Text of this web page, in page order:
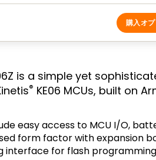
購入オ
is a simple yet
® KE06 MCUs, built on
easy access to MCU I/O,
form factor with expansion
interface for flash